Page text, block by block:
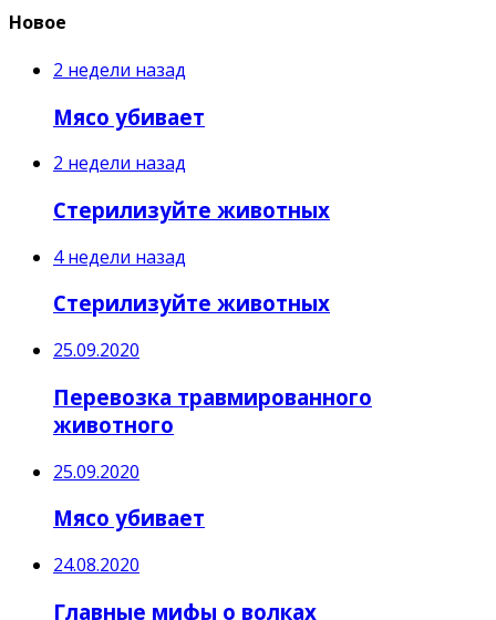
Новое
2 недели назад
Мясо убивает
2 недели назад
Стерилизуйте животных
4 недели назад
Стерилизуйте животных
25.09.2020
Перевозка травмированного
животного
25.09.2020
Мясо убивает
24.08.2020
Главные мифы о волках